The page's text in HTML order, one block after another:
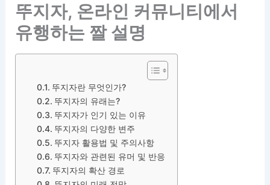
뚜지자, 온라인 커뮤니티에서
유행하는 짤 설명
뚜지자란 무엇인가?
뚜지자의 유래는?
뚜지자가 인기 있는 이유
뚜지자의 다양한 변주
뚜지자 활용법 및 주의사항
뚜지자와 관련된 유머 및 반응
뚜지자의 확산 경로